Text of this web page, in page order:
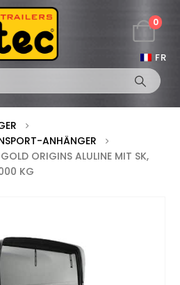
FR
0
ANHÄNGER
ORIGINS ALULINE MIT SK,
KG